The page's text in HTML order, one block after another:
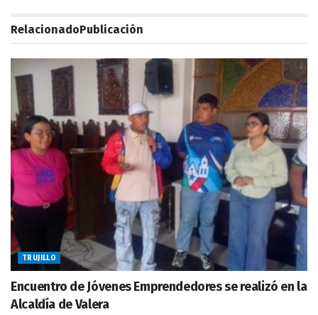
RelacionadoPublicación
TRUJILLO
Encuentro de Jóvenes Emprendedores se realizó en la
Alcaldía de Valera